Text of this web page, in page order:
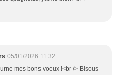
05/01/2026 11:32
mes bons voeux !<br /> Bisous